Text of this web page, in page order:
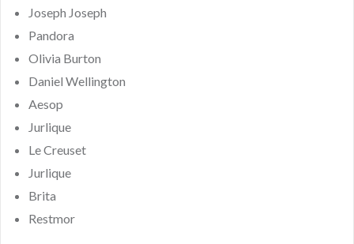
Joseph Joseph
Pandora
Olivia Burton
Daniel Wellington
Aesop
Jurlique
Le Creuset
Jurlique
Brita
Restmor